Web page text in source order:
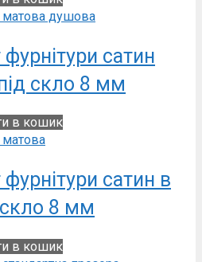
сатин
скло 8 мм
в кошик
сатин в
скло 8 мм
в кошик